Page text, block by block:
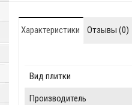
Характеристики Отзывы (0)
Вид плитки
Производитель